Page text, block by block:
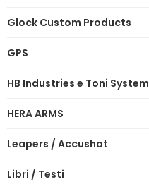
Glock Custom Products
GPS
HB Industries e Toni System
HERA ARMS
Leapers / Accushot
Libri / Testi